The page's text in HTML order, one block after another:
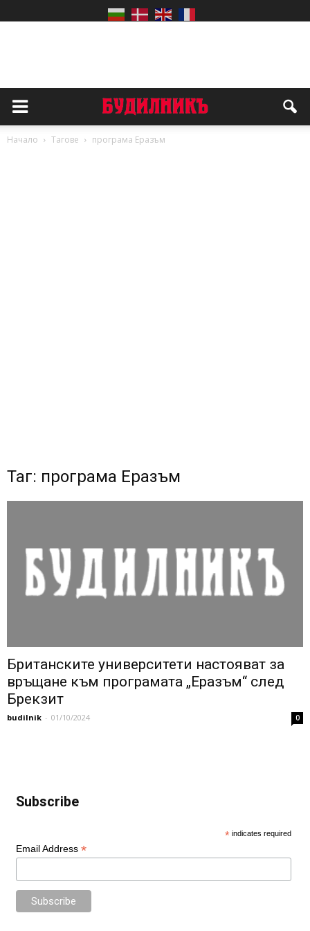
Начало Тагове програма Еразъм
Таг: програма Еразъм
Британските университети настояват за
връщане към програмата „Еразъм“ след
Брекзит
budilnik - 01/10/2024 0
Subscribe
* indicates required
Email Address *